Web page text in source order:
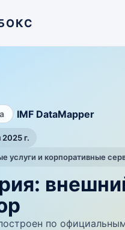
IMF DataMapper
2025 г.
услуги и корпоративные
по